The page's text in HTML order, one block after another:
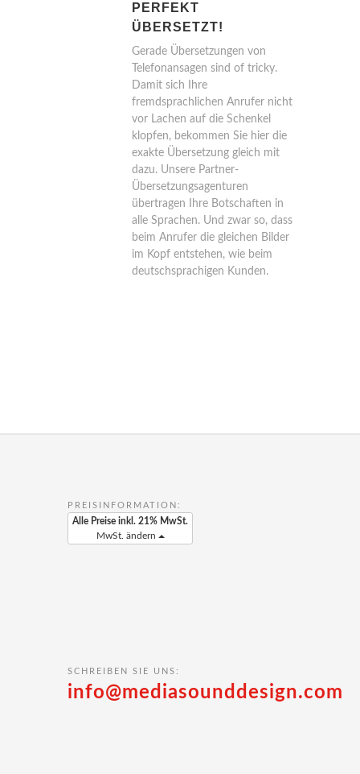
PERFEKT
ÜBERSETZT!
Gerade Übersetzungen von
Telefonansagen sind of tricky.
Damit sich Ihre
fremdsprachlichen Anrufer nicht
vor Lachen auf die Schenkel
klopfen, bekommen Sie hier die
exakte Übersetzung gleich mit
dazu. Unsere Partner-
Übersetzungsagenturen
übertragen Ihre Botschaften in
alle Sprachen. Und zwar so, dass
beim Anrufer die gleichen Bilder
im Kopf entstehen, wie beim
deutschsprachigen Kunden.
PREISINFORMATION:
Alle Preise inkl. 21% MwSt.
MwSt. ändern
SCHREIBEN SIE UNS:
info@mediasounddesign.com